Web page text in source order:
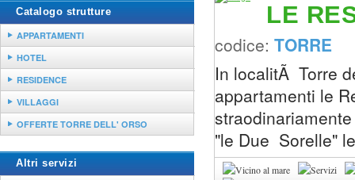
LE
codice: TORRE
In localitÃ Torre
appartamenti le
"le Due Sorelle"
Catalogo strutture
APPARTAMENTI
HOTEL
RESIDENCE
VILLAGGI
OFFERTE TORRE DELL' ORSO
Altri servizi